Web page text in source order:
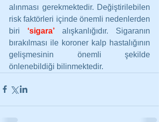
alınması gerekmektedir. Değiştirilebilen
risk faktörleri içinde önemli nedenlerden
biri ‘sigara’ alışkanlığıdır. Sigaranın
bırakılması ile koroner kalp hastalığının
gelişmesinin önemli şekilde
önlenebildiği bilinmektedir.